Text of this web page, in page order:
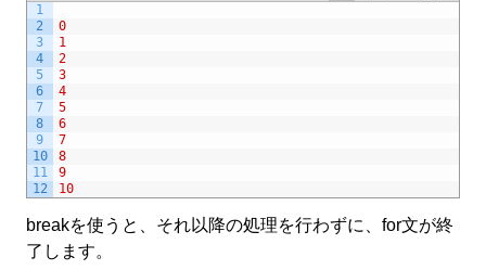
1
2
3
4
5
6
7
8
9
10
11
12
0
1
2
3
4
5
6
7
8
9
10
breakを使うと、それ以降の処理を行わずに、for文が終
了します。